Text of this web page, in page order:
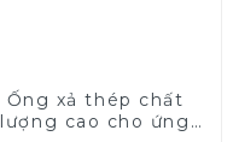
Ống xả thép chất
lượng cao cho ứng